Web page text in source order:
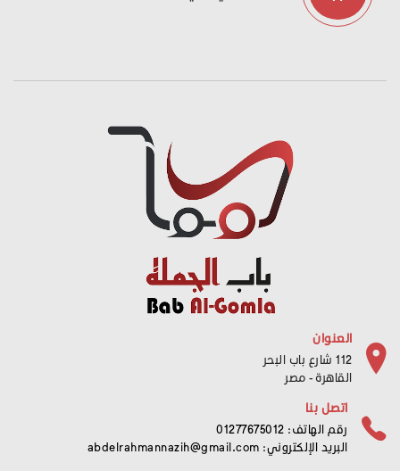
العنوان
112 شارع باب البحر
القاهرة - مصر
اتصل بنا
رقم الهاتف: 01277675012
البريد الإلكتروني: abdelrahmannazih@gmail.com